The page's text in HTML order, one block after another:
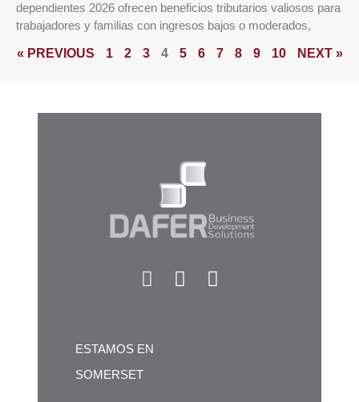
dependientes 2026 ofrecen beneficios tributarios valiosos para
trabajadores y familias con ingresos bajos o moderados,
« PREVIOUS 1 2 3 4 5 6 7 8 9 10 NEXT »
ESTAMOS EN
SOMERSET